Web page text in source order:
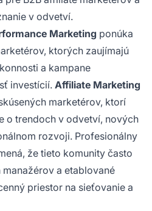
v odvetví.
Marketing ponúka
ktorých zaujímajú
a kampane
investícií. Affiliate Marketing
marketérov, ktorí
o trendoch v odvetví, nových
rozvoji. Profesionálny
že tieto komunity často
a etablované
priestor na sieťovanie a